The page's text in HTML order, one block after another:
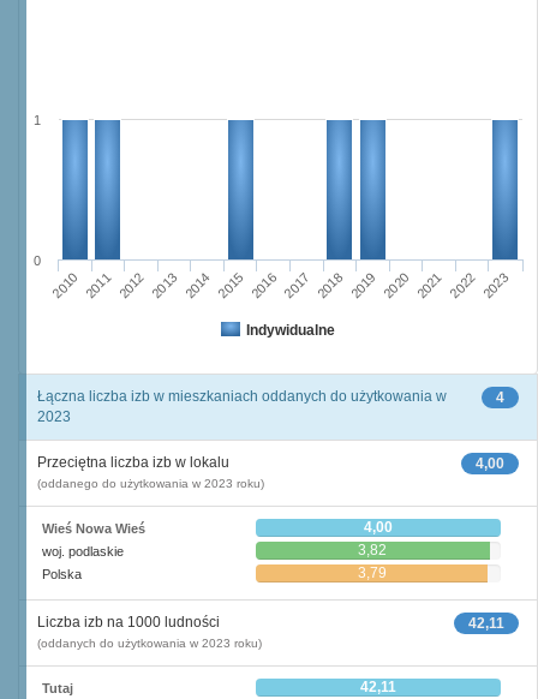
Indywidualne
2010 2011 2012 2013 2014 2015 2016 2017 2018 2019 2020 2021 2022 2023
0
1
4
Łączna liczba izb w mieszkaniach oddanych do użytkowania w
2023
4,00
Przeciętna liczba izb w lokalu
(oddanego do użytkowania w 2023 roku)
Wieś Nowa Wieś 4,00
woj. podlaskie 3,82
Polska 3,79
42,11
Liczba izb na 1000 ludności
(oddanych do użytkowania w 2023 roku)
Tutaj 42,11